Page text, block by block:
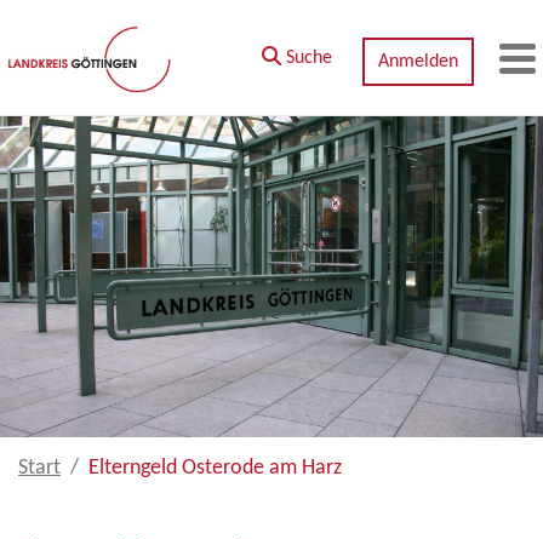
Zum Hauptinhalt springen
Suche Anmelden
Start Elterngeld Osterode am Harz